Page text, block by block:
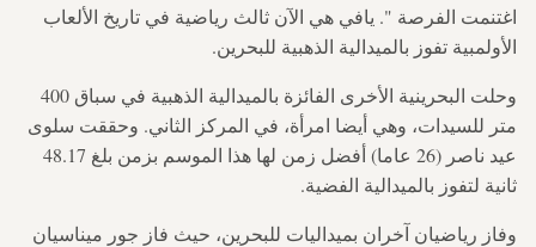
اغتنمت الفرصة ". يافي هي الآن ثالث رياضية في تاريخ الألعاب
الأولمبية تفوز بالميدالية الذهبية للبحرين.
وحلت البحرينية الأخرى الفائزة بالميدالية الذهبية في سباق 400
متر للسيدات، وهي أيضا امرأة، في المركز الثاني. وحققت سلوى
عيد ناصر (26 عاما) أفضل زمن لها هذا الموسم بزمن بلغ 48.17
ثانية لتفوز بالميدالية الفضية.
وفاز رياضيان آخران بميداليات للبحرين، حيث فاز جور ميناسيان